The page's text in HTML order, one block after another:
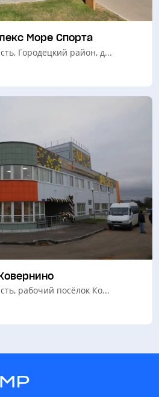
Море Спорта
Городецкий район, д...
рабочий посёлок Ко...